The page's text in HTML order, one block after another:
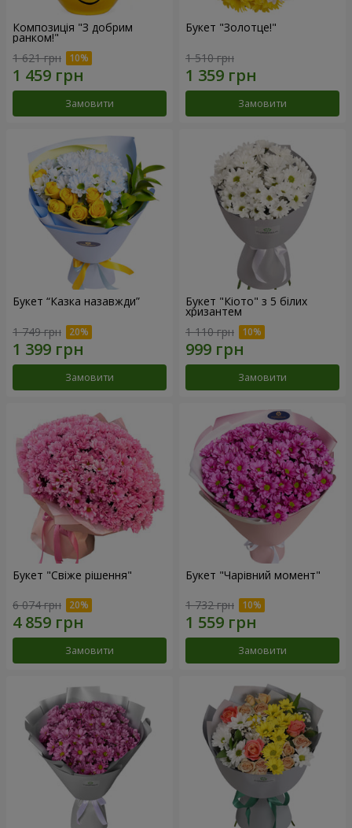
Композиція "З добрим
ранком!"
1 621 грн
Замовити
Букет "Золотце!"
1 510 грн
Замовити
Букет “Казка назавжди”
1 749 грн
Замовити
Букет "Кіото" з 5 білих
хризантем
1 110 грн
Замовити
Букет "Свіже рішення"
6 074 грн
Замовити
Букет "Чарівний момент"
1 732 грн
Замовити